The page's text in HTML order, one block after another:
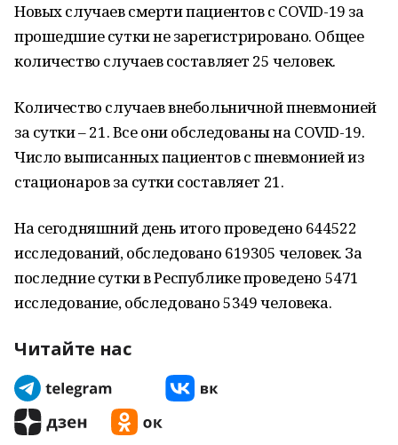
Новых случаев смерти пациентов с COVID-19 за
прошедшие сутки не зарегистрировано. Общее
количество случаев составляет 25 человек.
Количество случаев внебольничной пневмонией
за сутки – 21. Все они обследованы на COVID-19.
Число выписанных пациентов с пневмонией из
стационаров за сутки составляет 21.
На сегодняшний день итого проведено 644522
исследований, обследовано 619305 человек. За
последние сутки в Республике проведено 5471
исследование, обследовано 5349 человека.
Читайте нас